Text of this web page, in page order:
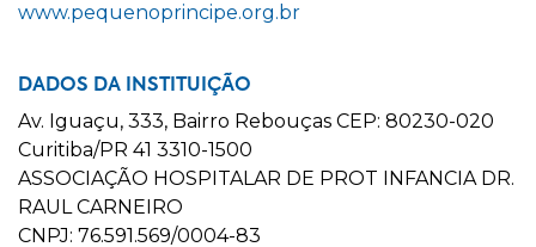
www.pequenoprincipe.org.br
DADOS DA INSTITUIÇÃO
Av. Iguaçu, 333, Bairro Rebouças CEP: 80230-020
Curitiba/PR 41 3310-1500
ASSOCIAÇÃO HOSPITALAR DE PROT INFANCIA DR.
RAUL CARNEIRO
CNPJ: 76.591.569/0004-83